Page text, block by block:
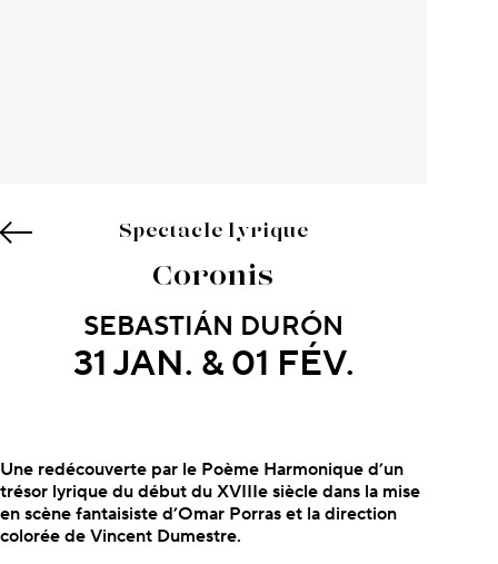
Spectacle lyrique
Coronis
SEBASTIÁN DURÓN
31 JAN. & 01 FÉV.
À propos du concert
Une redécouverte par le Poème Harmonique d’un
trésor lyrique du début du XVIIIe siècle dans la mise
en scène fantaisiste d’Omar Porras et la direction
colorée de Vincent Dumestre.